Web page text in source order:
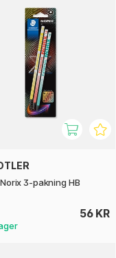
3-pakning HB
56 KR